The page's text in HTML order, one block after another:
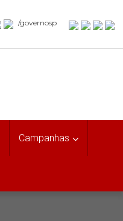
/governosp
Campanhas